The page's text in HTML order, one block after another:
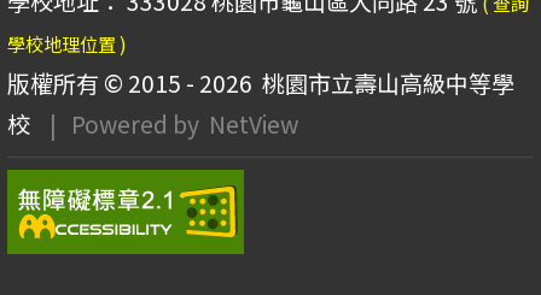
學校地理位置 )
版權所有 © 2015 - 2026 桃園市立壽山高級中等學
校
| Powered by NetView